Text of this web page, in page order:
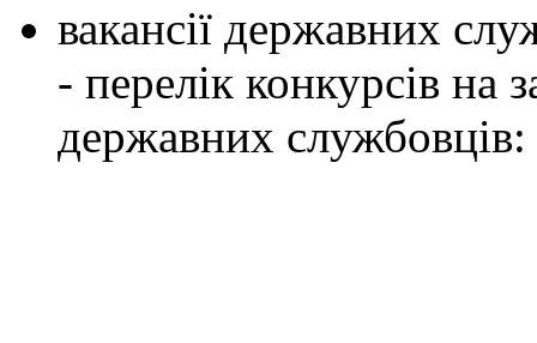
вакансії державних
- перелік конкурсів на
державних службовців: